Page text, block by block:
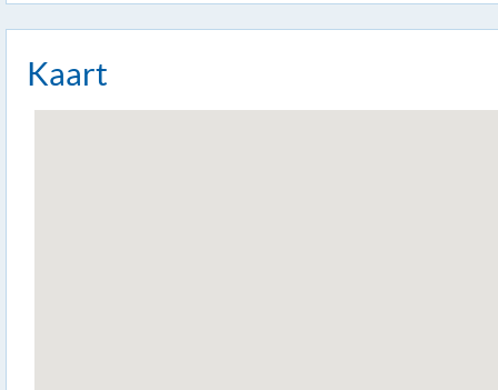
Kaart